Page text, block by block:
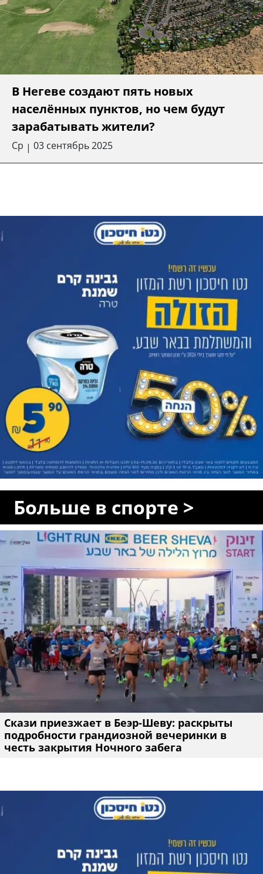
В Негеве создают пять новых
населённых пунктов, но чем будут
зарабатывать жители?
Ср | 03 сентябрь 2025
Больше в спорте >
Скази приезжает в Беэр-Шеву: раскрыты
подробности грандиозной вечеринки в
честь закрытия Ночного забега